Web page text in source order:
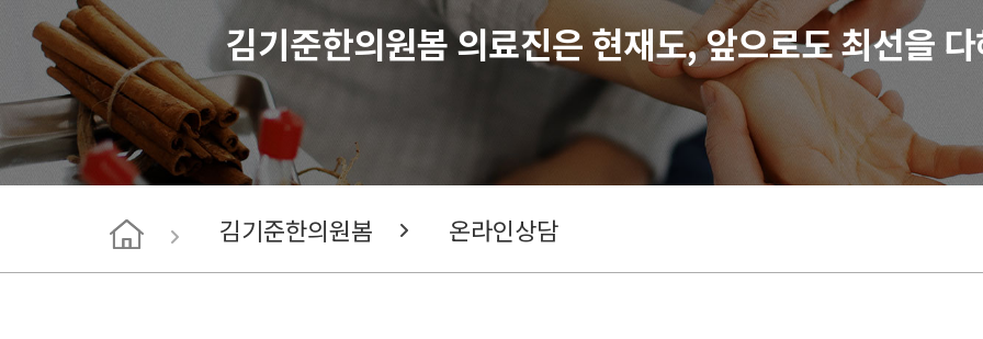
김기준한의원봄 의료진은 현재도, 앞으로도 최선을
김기준한의원봄 온라인상담